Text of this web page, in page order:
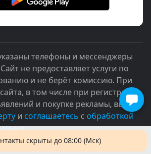
скрыты до 08:00 (Мск)
телефоны и мессенджеры
не предоставляет услуги по
и не берёт комиссию. При
в том числе при регистрации,
и покупке рекламы, вы
и соглашаетесь с обработкой